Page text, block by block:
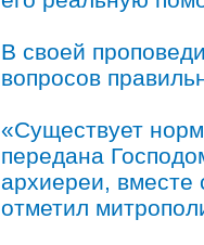
В своей
вопросов
«Существует
передана
архиереи,
отметил